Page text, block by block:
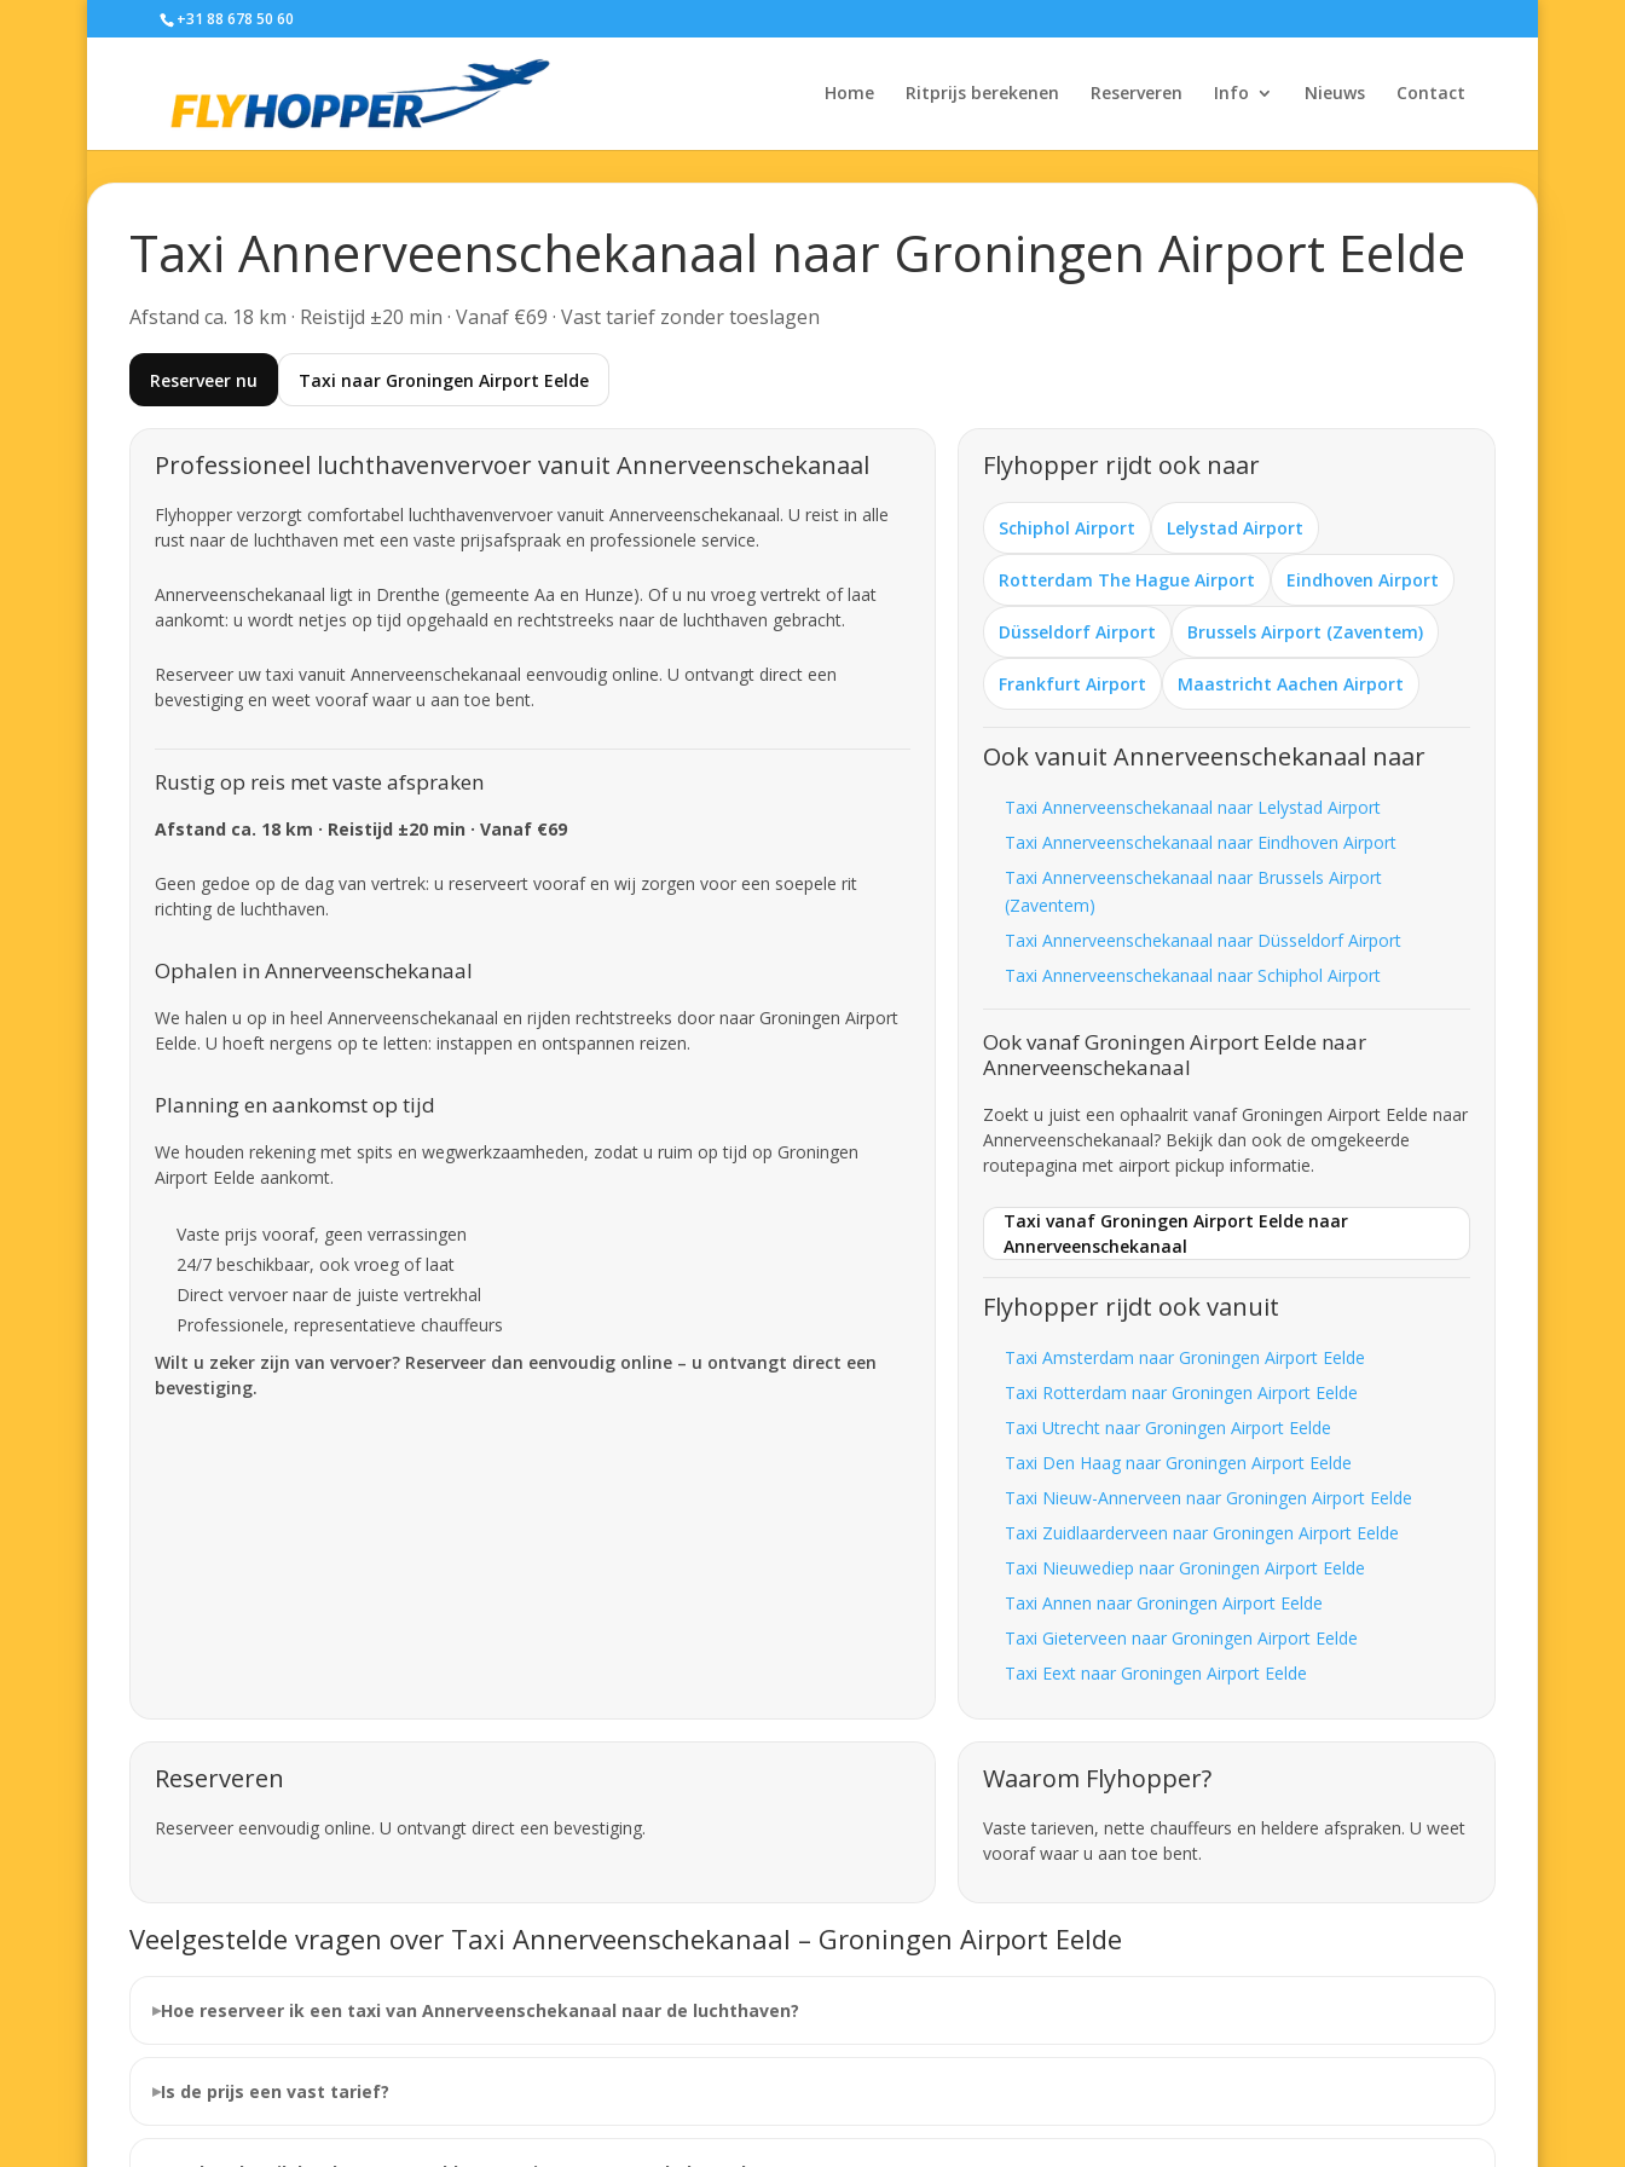
+31 88 678 50 60
Home Ritprijs berekenen Reserveren Info Nieuws Contact
Taxi Annerveenschekanaal naar Groningen Airport Eelde
Afstand ca. 18 km · Reistijd ±20 min · Vanaf €69 · Vast tarief zonder toeslagen
Reserveer nu Taxi naar Groningen Airport Eelde
Professioneel luchthavenvervoer vanuit Annerveenschekanaal
Flyhopper verzorgt comfortabel luchthavenvervoer vanuit Annerveenschekanaal. U reist in alle
rust naar de luchthaven met een vaste prijsafspraak en professionele service.
Annerveenschekanaal ligt in Drenthe (gemeente Aa en Hunze). Of u nu vroeg vertrekt of laat
aankomt: u wordt netjes op tijd opgehaald en rechtstreeks naar de luchthaven gebracht.
Reserveer uw taxi vanuit Annerveenschekanaal eenvoudig online. U ontvangt direct een
bevestiging en weet vooraf waar u aan toe bent.
Rustig op reis met vaste afspraken
Afstand ca. 18 km · Reistijd ±20 min · Vanaf €69
Geen gedoe op de dag van vertrek: u reserveert vooraf en wij zorgen voor een soepele rit
richting de luchthaven.
Ophalen in Annerveenschekanaal
We halen u op in heel Annerveenschekanaal en rijden rechtstreeks door naar Groningen Airport
Eelde. U hoeft nergens op te letten: instappen en ontspannen reizen.
Planning en aankomst op tijd
We houden rekening met spits en wegwerkzaamheden, zodat u ruim op tijd op Groningen
Airport Eelde aankomt.
Vaste prijs vooraf, geen verrassingen
24/7 beschikbaar, ook vroeg of laat
Direct vervoer naar de juiste vertrekhal
Professionele, representatieve chauffeurs
Wilt u zeker zijn van vervoer? Reserveer dan eenvoudig online – u ontvangt direct een
bevestiging.
Flyhopper rijdt ook naar
Schiphol Airport Lelystad Airport
Rotterdam The Hague Airport Eindhoven Airport
Düsseldorf Airport Brussels Airport (Zaventem)
Frankfurt Airport Maastricht Aachen Airport
Ook vanuit Annerveenschekanaal naar
Taxi Annerveenschekanaal naar Lelystad Airport
Taxi Annerveenschekanaal naar Eindhoven Airport
Taxi Annerveenschekanaal naar Brussels Airport
(Zaventem)
Taxi Annerveenschekanaal naar Düsseldorf Airport
Taxi Annerveenschekanaal naar Schiphol Airport
Ook vanaf Groningen Airport Eelde naar
Annerveenschekanaal
Zoekt u juist een ophaalrit vanaf Groningen Airport Eelde naar
Annerveenschekanaal? Bekijk dan ook de omgekeerde
routepagina met airport pickup informatie.
Taxi vanaf Groningen Airport Eelde naar
Annerveenschekanaal
Flyhopper rijdt ook vanuit
Taxi Amsterdam naar Groningen Airport Eelde
Taxi Rotterdam naar Groningen Airport Eelde
Taxi Utrecht naar Groningen Airport Eelde
Taxi Den Haag naar Groningen Airport Eelde
Taxi Nieuw-Annerveen naar Groningen Airport Eelde
Taxi Zuidlaarderveen naar Groningen Airport Eelde
Taxi Nieuwediep naar Groningen Airport Eelde
Taxi Annen naar Groningen Airport Eelde
Taxi Gieterveen naar Groningen Airport Eelde
Taxi Eext naar Groningen Airport Eelde
Reserveren
Reserveer eenvoudig online. U ontvangt direct een bevestiging.
Waarom Flyhopper?
Vaste tarieven, nette chauffeurs en heldere afspraken. U weet
vooraf waar u aan toe bent.
Veelgestelde vragen over Taxi Annerveenschekanaal – Groningen Airport Eelde
Hoe reserveer ik een taxi van Annerveenschekanaal naar de luchthaven?
Is de prijs een vast tarief?